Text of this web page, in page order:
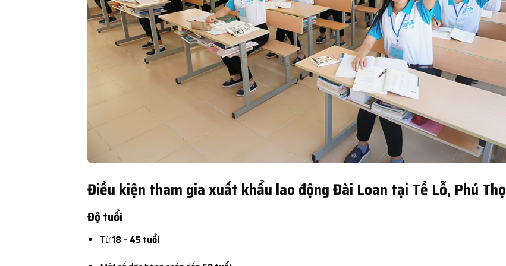
Điều kiện tham gia xuất khẩu lao động Đài Loan tại Tề Lỗ, Phú Thọ
Độ tuổi
Từ18 – 45 tuổi